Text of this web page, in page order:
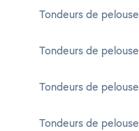
Tondeurs de
Tondeurs de
Tondeurs de
Tondeurs de